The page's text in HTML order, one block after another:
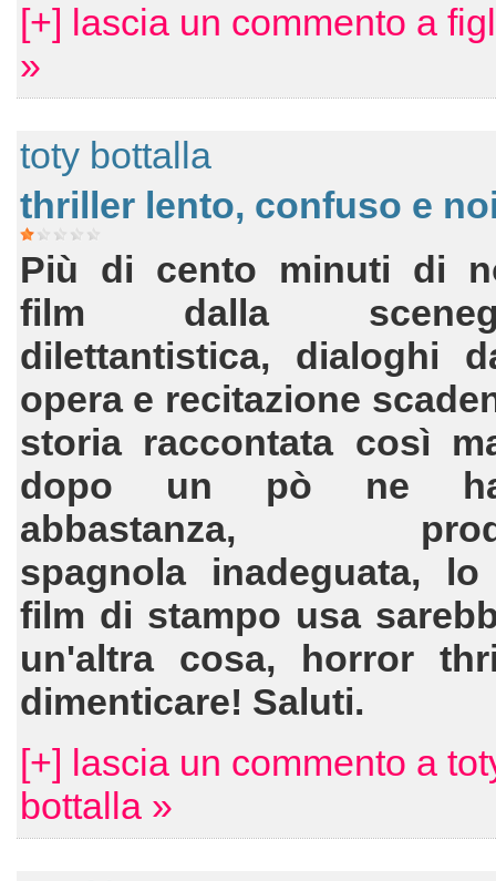
[+] lascia un commento a
»
toty bottalla
thriller lento, confuso e
Più di cento minuti di
film dalla
dilettantistica, dialoghi
opera e recitazione
storia raccontata così
dopo un pò ne
abbastanza,
spagnola inadeguata,
film di stampo usa
un'altra cosa, horror
dimenticare! Saluti.
[+] lascia un commento a
bottalla »